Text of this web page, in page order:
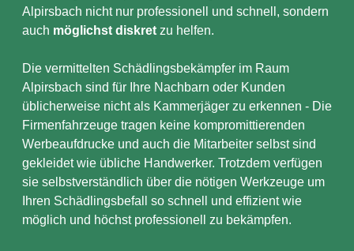
Alpirsbach nicht nur professionell und schnell, sondern
auch möglichst diskret zu helfen.
Die vermittelten Schädlingsbekämpfer im Raum
Alpirsbach sind für Ihre Nachbarn oder Kunden
üblicherweise nicht als Kammerjäger zu erkennen - Die
Firmenfahrzeuge tragen keine kompromittierenden
Werbeaufdrucke und auch die Mitarbeiter selbst sind
gekleidet wie übliche Handwerker. Trotzdem verfügen
sie selbstverständlich über die nötigen Werkzeuge um
Ihren Schädlingsbefall so schnell und effizient wie
möglich und höchst professionell zu bekämpfen.